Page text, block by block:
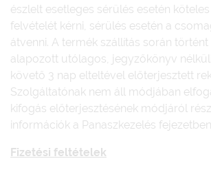
észlelt esetleges sérülés esetén
felvételét kérni, sérülés esetén a
átvenni. A termék szállítás során
alapozott utólagos, jegyzőkönyv
követő 3 nap elteltével előterjesztett
Szolgáltatónak nem áll módjában
kifogás előterjesztésének módjáról
információk a Panaszkezelés
Fizetési feltételek